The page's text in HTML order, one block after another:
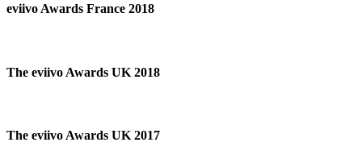
eviivo Awards France 2018
The eviivo Awards UK 2018
The eviivo Awards UK 2017